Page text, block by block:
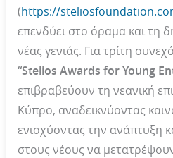
(https://
επενδύει στο όραμα και τη
νέας γενιάς. Για τρίτη
“Stelios Awards forYoung
επιβραβεύουν τη νεανική
Κύπρο, αναδεικνύοντας
ενισχύοντας την ανάπτυξη
στους νέους να